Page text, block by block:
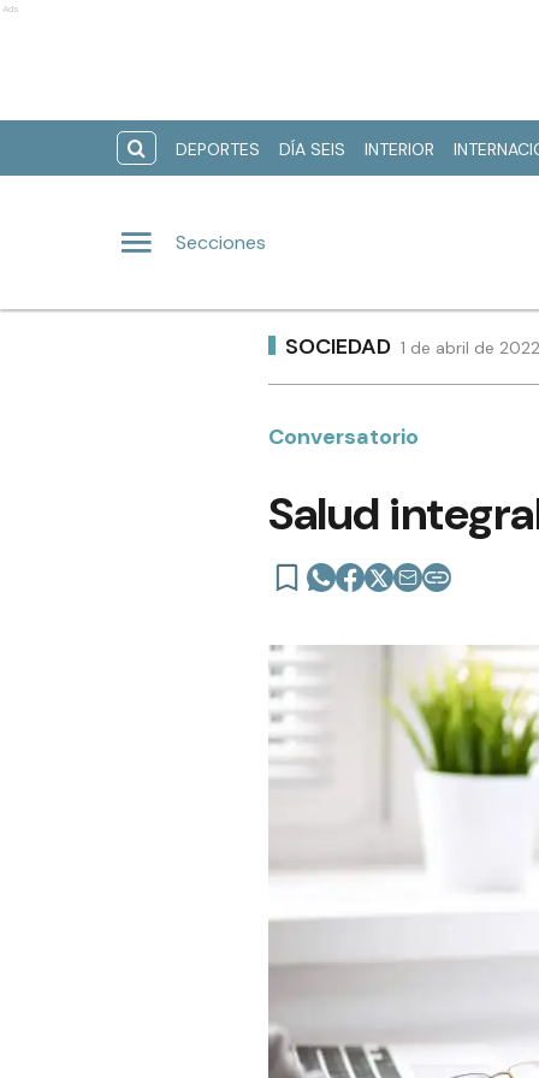
Ads
DEPORTES DÍA SEIS INTERIOR
Secciones
SOCIEDAD 1 de abril de
Conversatorio
Salud